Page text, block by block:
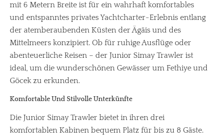
mit 6 Metern Breite ist für ein wahrhaft komfortables
und entspanntes privates Yachtcharter-Erlebnis entlang
der atemberaubenden Küsten der Ägäis und des
Mittelmeers konzipiert. Ob für ruhige Ausflüge oder
abenteuerliche Reisen – der Junior Simay Trawler ist
ideal, um die wunderschönen Gewässer um Fethiye und
Göcek zu erkunden.
Komfortable Und Stilvolle Unterkünfte
Die Junior Simay Trawler bietet in ihren drei
komfortablen Kabinen bequem Platz für bis zu 8 Gäste.